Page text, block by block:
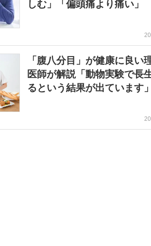
しむ」「偏頭痛より痛い」
「腹八分目」が健康に良い
医師が解説「動物実験で長
るという結果が出ています」